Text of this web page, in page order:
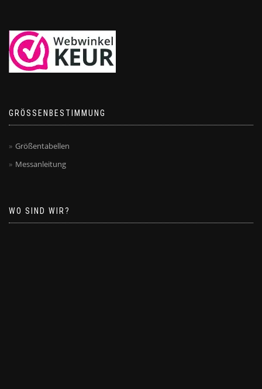
GRÖSSENBESTIMMUNG
Größentabellen
Messanleitung
WO SIND WIR?